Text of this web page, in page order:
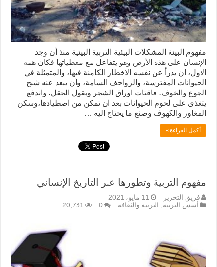
مفهوم البيئة المشكلات البيئية التربية البيئية منذ أن وجد
الإنسان على هذه الأرض وهو يتفاعل مع معطياتها فكان همه
الاول، ان يدرأ عن نفسه الاخطار الكامنة فيها، والمتمثلة في
الحيوانات المفترسة، والزواحف السامة، وأن يبعد عنه شبح
الجوع والخوف، فاقتات اوراق الشجر وبقول الحقل، واندفع
يتغذى على لحوم الحيوانات بعد ان تمكن من اصطيادها،وسكن
المغاور والكهوف وصنع ما يحتاج اليه …
أكمل القراءة »
مفهوم التربية وتطورها عبر التاريخ الإنساني
فريق التحرير
11 مايو، 2021
أسس التربية, التربية والثقافة 0
20,731